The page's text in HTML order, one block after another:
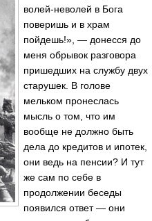
волей-неволей в Бога
поверишь и в храм
пойдешь!», — донесся до
меня обрывок разговора
пришедших на службу двух
старушек. В голове
мельком пронеслась
мысль о том, что им
вообще не должно быть
дела до кредитов и ипотек,
они ведь на пенсии? И тут
же сам по себе в
продолжении беседы
появился ответ — они